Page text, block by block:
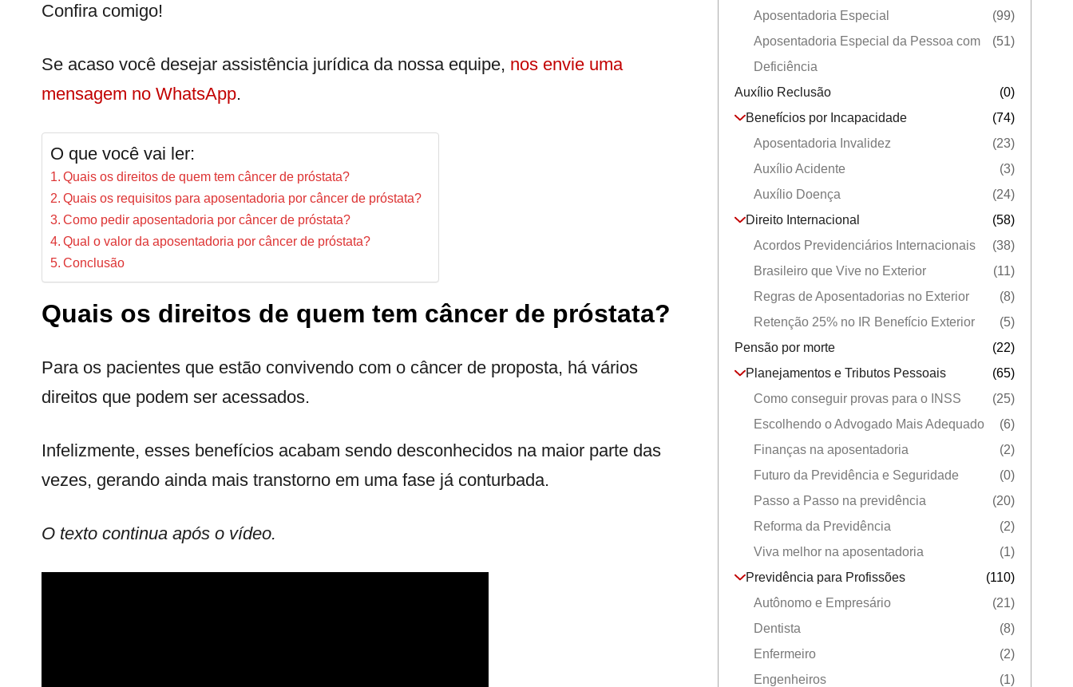
Confira comigo!
Se acaso você desejar assistência jurídica da nossa equipe, nos envie uma
mensagem no WhatsApp.
O que você vai ler:
Quais os direitos de quem tem câncer de próstata?
Quais os requisitos para aposentadoria por câncer de próstata?
Como pedir aposentadoria por câncer de próstata?
Qual o valor da aposentadoria por câncer de próstata?
Conclusão
Quais os direitos de quem tem câncer de próstata?
Para os pacientes que estão convivendo com o câncer de proposta, há vários
direitos que podem ser acessados.
Infelizmente, esses benefícios acabam sendo desconhecidos na maior parte das
vezes, gerando ainda mais transtorno em uma fase já conturbada.
O texto continua após o vídeo.
Aposentadoria Especial
(99)
Aposentadoria Especial da Pessoa com
Deficiência
(51)
Auxílio Reclusão
(0)
Benefícios por Incapacidade
(74)
Aposentadoria Invalidez
(23)
Auxílio Acidente
(3)
Auxílio Doença
(24)
Direito Internacional
(58)
Acordos Previdenciários Internacionais
(38)
Brasileiro que Vive no Exterior
(11)
Regras de Aposentadorias no Exterior
(8)
Retenção 25% no IR Benefício Exterior
(5)
Pensão por morte
(22)
Planejamentos e Tributos Pessoais
(65)
Como conseguir provas para o INSS
(25)
Escolhendo o Advogado Mais Adequado
(6)
Finanças na aposentadoria
(2)
Futuro da Previdência e Seguridade
(0)
Passo a Passo na previdência
(20)
Reforma da Previdência
(2)
Viva melhor na aposentadoria
(1)
Previdência para Profissões
(110)
Autônomo e Empresário
(21)
Dentista
(8)
Enfermeiro
(2)
Engenheiros
(1)